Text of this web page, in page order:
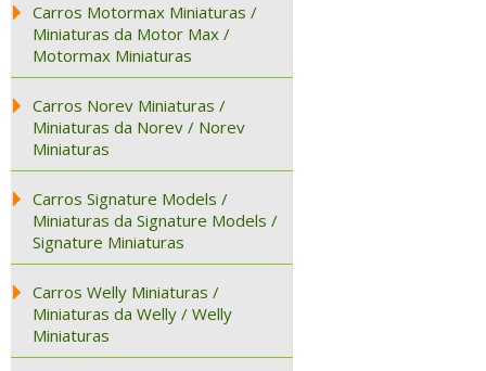
Carros Motormax Miniaturas /
Miniaturas da Motor Max /
Motormax Miniaturas
Carros Norev Miniaturas /
Miniaturas da Norev / Norev
Miniaturas
Carros Signature Models /
Miniaturas da Signature Models /
Signature Miniaturas
Carros Welly Miniaturas /
Miniaturas da Welly / Welly
Miniaturas